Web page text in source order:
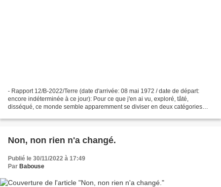
- Rapport 12/B-2022/Terre (date d'arrivée: 08 mai 1972 / date de départ:
encore indéterminée à ce jour): Pour ce que j'en ai vu, exploré, tâté,
disséqué, ce monde semble apparemment se diviser en deux catégories
Non, non rien n'a changé.
Publié le 30/11/2022 à 17:49
Par Babouse